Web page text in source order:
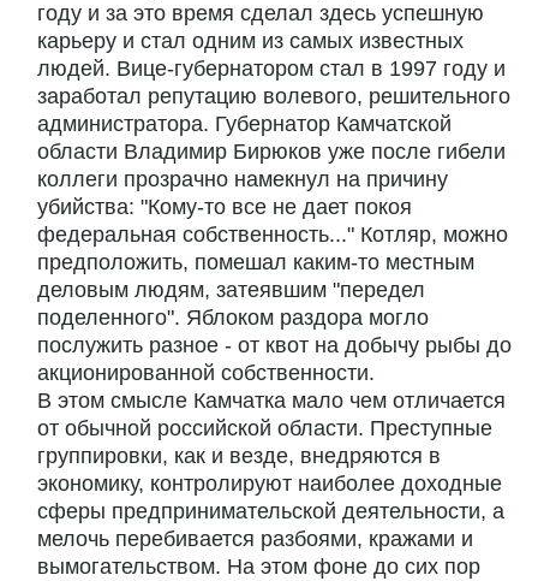
году и за это время сделал здесь успешную
карьеру и стал одним из самых известных
людей. Вице-губернатором стал в 1997 году и
заработал репутацию волевого, решительного
администратора. Губернатор Камчатской
области Владимир Бирюков уже после гибели
коллеги прозрачно намекнул на причину
убийства: "Кому-то все не дает покоя
федеральная собственность..." Котляр, можно
предположить, помешал каким-то местным
деловым людям, затеявшим "передел
поделенного". Яблоком раздора могло
послужить разное - от квот на добычу рыбы до
акционированной собственности.
В этом смысле Камчатка мало чем отличается
от обычной российской области. Преступные
группировки, как и везде, внедряются в
экономику, контролируют наиболее доходные
сферы предпринимательской деятельности, а
мелочь перебивается разбоями, кражами и
вымогательством. На этом фоне до сих пор